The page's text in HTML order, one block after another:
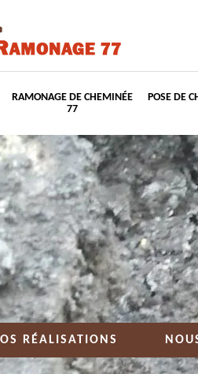
RAMONAGE DE CHEMINÉE
77
POSE DE
RÉALISATIONS